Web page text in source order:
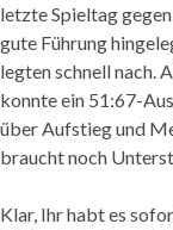
letzte Spieltag
gute Führung
legten schnell nach.
konnte ein 51:67-
über Aufstieg und
braucht noch
Klar, Ihr habt es